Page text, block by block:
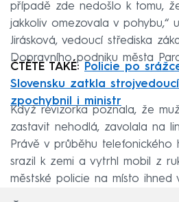
případě zde nedošlo k tomu,
jakkoliv omezovala v pohybu,“
Jirásková, vedoucí střediska
Dopravního podniku města
ČTĚTE TAKÉ:
Policie po
Slovensku zatkla
zpochybnil i ministr
Když revizorka poznala, že
zastavit nehodlá, zavolala na
Právě v průběhu telefonického
srazil k zemi a vytrhl mobil z
městské policie na místo ihned